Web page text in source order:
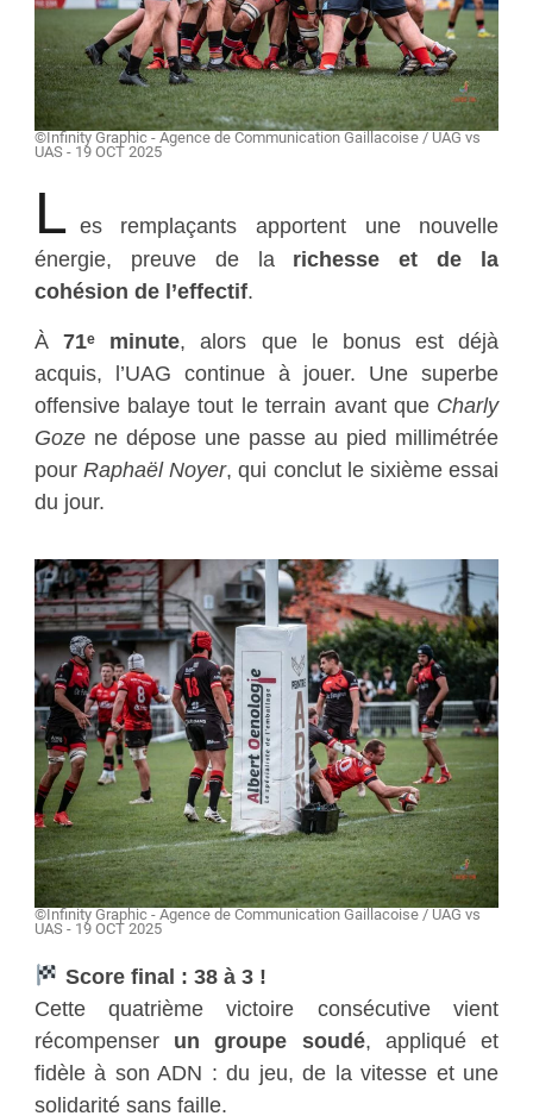
©Infinity Graphic - Agence de Communication Gaillacoise / UAG vs
UAS - 19 OCT 2025
L es remplaçants apportent une nouvelle
énergie, preuve de la richesse et de la
cohésion de l’effectif.
À 71ᵉ minute, alors que le bonus est déjà
acquis, l’UAG continue à jouer. Une superbe
offensive balaye tout le terrain avant que Charly
Gozene dépose une passe au pied millimétrée
pour Raphaël Noyer, qui conclut le sixième essai
du jour.
©Infinity Graphic - Agence de Communication Gaillacoise / UAG vs
UAS - 19 OCT 2025
Score final : 38 à 3 !
Cette quatrième victoire consécutive vient
récompenser un groupe soudé, appliqué et
fidèle à son ADN : du jeu, de la vitesse et une
solidarité sans faille.